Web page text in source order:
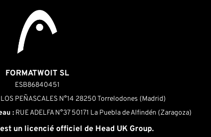
FORMATWOIT SL
ESB86840451
LOS PEÑASCALES N°14 28250 Torrelodones (Madrid)
:RUE ADELFA N°37 50171 La Puebla de Alfindén (Zaragoza)
est un licencié officiel de Head UK Group.